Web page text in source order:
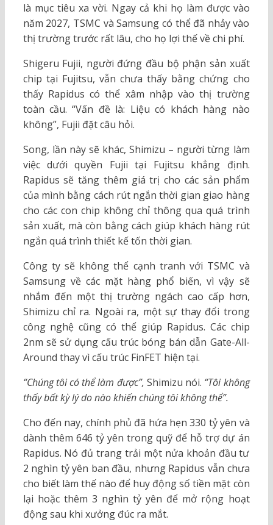
là mục tiêu xa vời. Ngay cả khi họ làm được vào
năm 2027, TSMC và Samsung có thể đã nhảy vào
thị trường trước rất lâu, cho họ lợi thế về chi phí.
Shigeru Fujii, người đứng đầu bộ phận sản xuất
chip tại Fujitsu, vẫn chưa thấy bằng chứng cho
thấy Rapidus có thể xâm nhập vào thị trường
toàn cầu. “Vấn đề là: Liệu có khách hàng nào
không”, Fujii đặt câu hỏi.
Song, lần này sẽ khác, Shimizu – người từng làm
việc dưới quyền Fujii tại Fujitsu khẳng định.
Rapidus sẽ tăng thêm giá trị cho các sản phẩm
của mình bằng cách rút ngắn thời gian giao hàng
cho các con chip không chỉ thông qua quá trình
sản xuất, mà còn bằng cách giúp khách hàng rút
ngắn quá trình thiết kế tốn thời gian.
Công ty sẽ không thể cạnh tranh với TSMC và
Samsung về các mặt hàng phổ biến, vì vậy sẽ
nhắm đến một thị trường ngách cao cấp hơn,
Shimizu chỉ ra. Ngoài ra, một sự thay đổi trong
công nghệ cũng có thể giúp Rapidus. Các chip
2nm sẽ sử dụng cấu trúc bóng bán dẫn Gate-All-
Around thay vì cấu trúc FinFET hiện tại.
“Chúng tôi có thể làm được”, Shimizu nói. “Tôi không
thấy bất kỳ lý do nào khiến chúng tôi không thể”.
Cho đến nay, chính phủ đã hứa hẹn 330 tỷ yên và
dành thêm 646 tỷ yên trong quỹ để hỗ trợ dự án
Rapidus. Nó đủ trang trải một nửa khoản đầu tư
2 nghìn tỷ yên ban đầu, nhưng Rapidus vẫn chưa
cho biết làm thế nào để huy động số tiền mặt còn
lại hoặc thêm 3 nghìn tỷ yên để mở rộng hoạt
động sau khi xưởng đúc ra mắt.